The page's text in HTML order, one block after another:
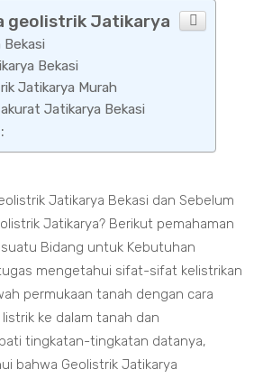
geolistrik Jatikarya
Bekasi
Jatikarya Murah
Jatikarya Bekasi
Jatikarya Bekasi dan Sebelum
Jatikarya? Berikut pemahaman
Bidang untuk Kebutuhan
mengetahui sifat-sifat kelistrikan
permukaan tanah dengan cara
ke dalam tanah dan
tingkatan-tingkatan datanya,
bahwa Geolistrik Jatikarya